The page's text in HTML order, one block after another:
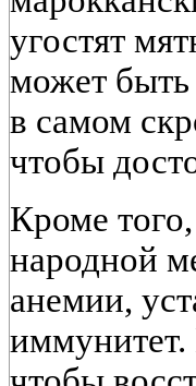
угостят
может быть
в самом
чтобы
Кроме
народной
анемии,